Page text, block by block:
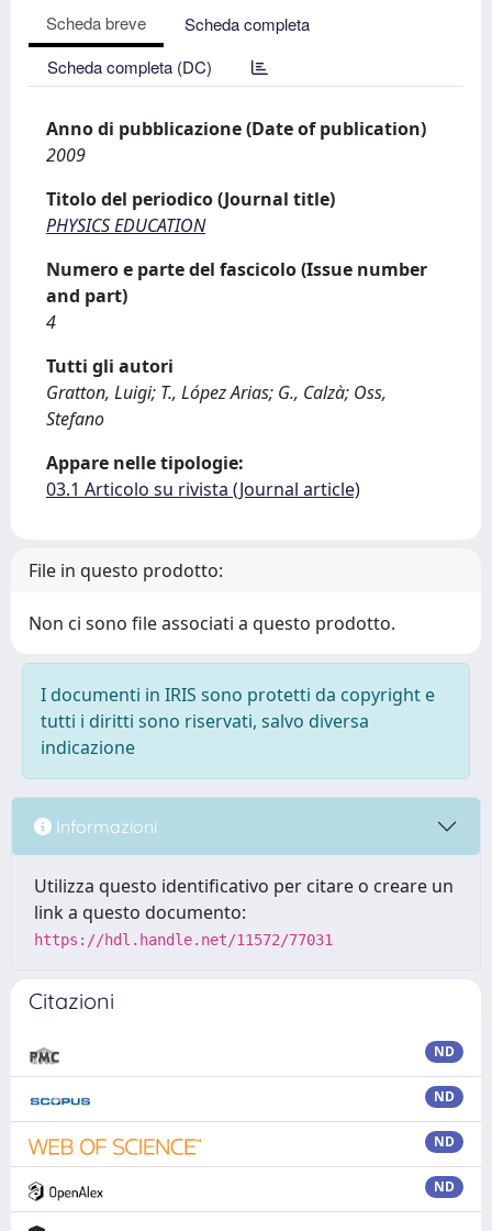
Scheda breve
Scheda completa
Scheda completa (DC)
Anno di pubblicazione (Date of publication)
2009
Titolo del periodico (Journal title)
PHYSICS EDUCATION
Numero e parte del fascicolo (Issue number
and part)
4
Tutti gli autori
Gratton, Luigi; T., López Arias; G., Calzà; Oss,
Stefano
Appare nelle tipologie:
03.1 Articolo su rivista (Journal article)
File in questo prodotto:
Non ci sono file associati a questo prodotto.
I documenti in IRIS sono protetti da copyright e
tutti i diritti sono riservati, salvo diversa
indicazione
Informazioni
Utilizza questo identificativo per citare o creare un
link a questo documento:
https://hdl.handle.net/11572/77031
Citazioni
ND
ND
ND
ND